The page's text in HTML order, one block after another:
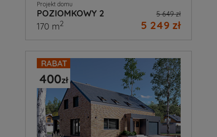
Projekt domu
POZIOMKOWY 2 5 649 zł
5 249 zł
170 m2